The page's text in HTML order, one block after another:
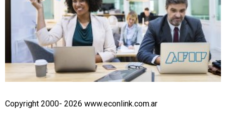
Copyright 2000- 2026 www.econlink.com.ar